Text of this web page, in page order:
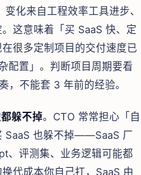
化来自工程效率工具进步、
这意味着「买 SaaS 快、定
很多定制项目的交付速度已
配置」。判断项目周期要看
，不能套 3 年前的经验。
躲不掉。CTO 常常担心「自
SaaS 也躲不掉——SaaS 厂
、评测集、业务逻辑可能都
代成本你自己扛，SaaS 由